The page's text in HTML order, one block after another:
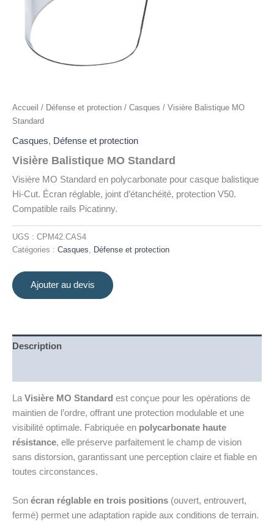
Accueil / Défense et protection / Casques / Visière Balistique MO
Standard
Casques, Défense et protection
Visière Balistique MO Standard
Visière MO Standard en polycarbonate pour casque balistique
Hi-Cut. Écran réglable, joint d’étanchéité, protection V50.
Compatible rails Picatinny.
UGS : CPM42.CAS4
Catégories : Casques Défense et protection
Ajouter au devis
Description
La Visière MO Standard est conçue pour les opérations de
maintien de l’ordre, offrant une protection modulable et une
visibilité optimale. Fabriquée en polycarbonate haute
résistance, elle préserve parfaitement le champ de vision
sans distorsion, garantissant une perception claire et fiable en
toutes circonstances.
Son écran réglable en trois positions (ouvert, entrouvert,
fermé) permet une adaptation rapide aux conditions de terrain.